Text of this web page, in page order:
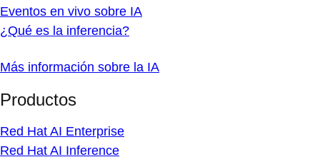
Eventos en vivo sobre IA
¿Qué es la inferencia?
Más información sobre la IA
Productos
Red Hat AI Enterprise
Red Hat AI Inference